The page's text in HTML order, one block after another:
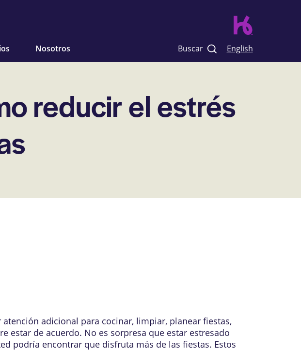
Nosotros Buscar English
reducir el estrés
adicional para cocinar, limpiar, planear fiestas,
de acuerdo. No es sorpresa que estar estresado
podría encontrar que disfruta más de las fiestas. Estos